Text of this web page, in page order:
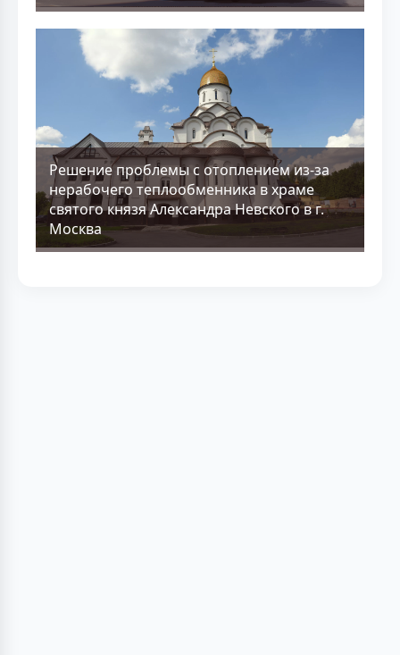
Решение проблемы с отоплением из-за
нерабочего теплообменника в храме
святого князя Александра Невского в г.
Москва